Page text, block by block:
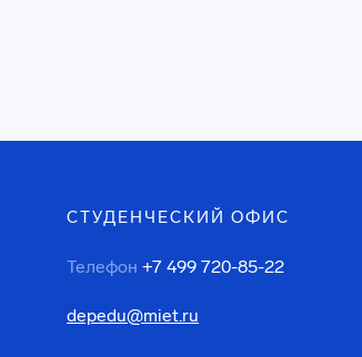
СТУДЕНЧЕСКИЙ ОФИС
Телефон +7 499 720-85-22
depedu@miet.ru